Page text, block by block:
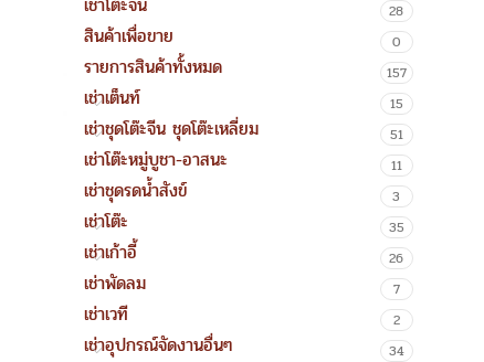
28
สินค้าเพื่อขาย 0
รายการสินค้าทั้งหมด 157
เช่าเต็นท์ 15
เช่าชุดโต๊ะจีน ชุดโต๊ะเหลี่ยม 51
เช่าโต๊ะหมู่บูชา-อาสนะ 11
เช่าชุดรดน้ำสังข์ 3
เช่าโต๊ะ 35
เช่าเก้าอี้ 26
เช่าพัดลม 7
เช่าเวที 2
เช่าอุปกรณ์จัดงานอื่นๆ 34